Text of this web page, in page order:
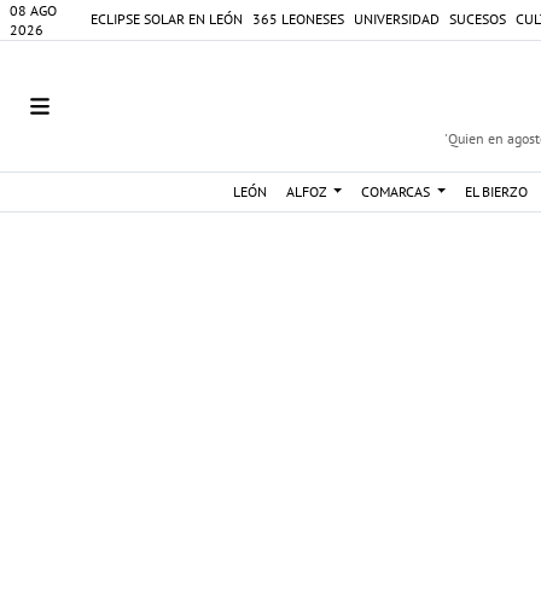
08 AGO
2026
ECLIPSE SOLAR EN LEÓN 365 LEONESES UNIVERSIDAD SUCESOS
'Quien en
LEÓN ALFOZ COMARCAS EL BIERZO